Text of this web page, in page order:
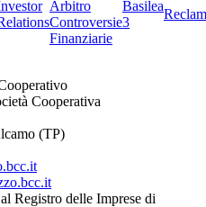
Arbitro
Controversie
Finanziarie
Basilea
3
Cooperativa
(TP)
Registro delle Imprese di